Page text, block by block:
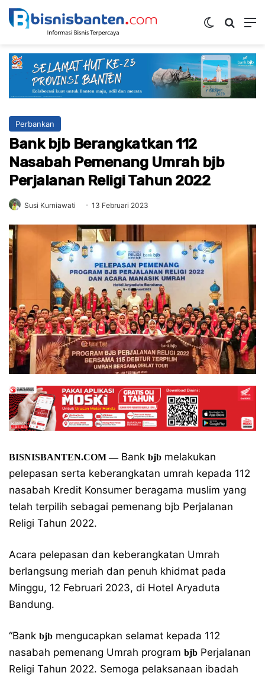
Switch skin
Perbankan
Bank bjb Berangkatkan 112
Nasabah Pemenang Umrah bjb
Perjalanan Religi Tahun 2022
Susi Kurniawati 13 Februari 2023
BISNISBANTEN.COM —Bank bjb melakukan
pelepasan serta keberangkatan umrah kepada 112
nasabah Kredit Konsumer beragama muslim yang
telah terpilih sebagai pemenang bjb Perjalanan
Religi Tahun 2022.
Acara pelepasan dan keberangkatan Umrah
berlangsung meriah dan penuh khidmat pada
Minggu, 12 Februari 2023, di Hotel Aryaduta
Bandung.
“Bank bjb mengucapkan selamat kepada 112
nasabah pemenang Umrah program bjb Perjalanan
Religi Tahun 2022. Semoga pelaksanaan ibadah